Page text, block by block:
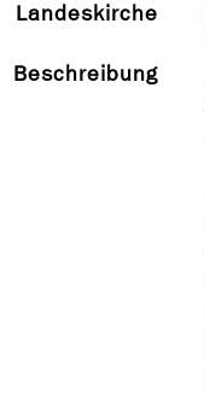
Landeskirche
Beschreibung